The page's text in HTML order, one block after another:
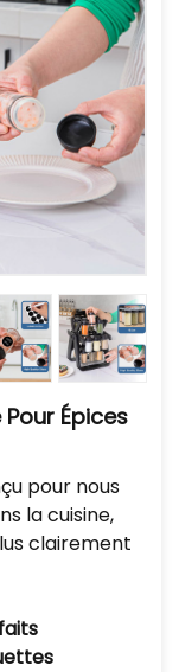
Épices
pour nous
la cuisine,
clairement